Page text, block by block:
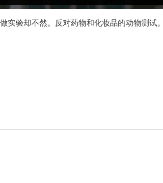
实验却不然。反对药物和化妆品的动物测试。